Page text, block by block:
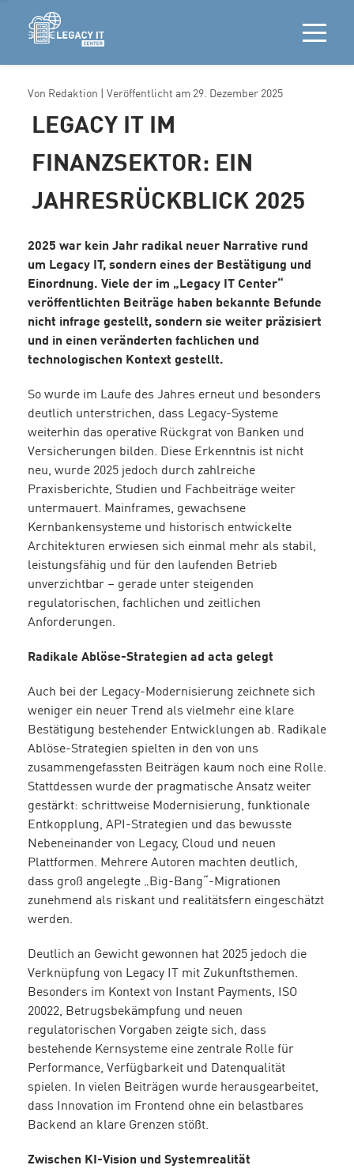
Von Redaktion | Veröffentlicht am 29. Dezember 2025
LEGACY IT IM
FINANZSEKTOR: EIN
JAHRESRÜCKBLICK 2025
2025 war kein Jahr radikal neuer Narrative rund
um Legacy IT, sondern eines der Bestätigung und
Einordnung. Viele der im „Legacy IT Center“
veröffentlichten Beiträge haben bekannte Befunde
nicht infrage gestellt, sondern sie weiter präzisiert
und in einen veränderten fachlichen und
technologischen Kontext gestellt.
So wurde im Laufe des Jahres erneut und besonders
deutlich unterstrichen, dass Legacy-Systeme
weiterhin das operative Rückgrat von Banken und
Versicherungen bilden. Diese Erkenntnis ist nicht
neu, wurde 2025 jedoch durch zahlreiche
Praxisberichte, Studien und Fachbeiträge weiter
untermauert. Mainframes, gewachsene
Kernbankensysteme und historisch entwickelte
Architekturen erwiesen sich einmal mehr als stabil,
leistungsfähig und für den laufenden Betrieb
unverzichtbar – gerade unter steigenden
regulatorischen, fachlichen und zeitlichen
Anforderungen.
Radikale Ablöse-Strategien ad acta gelegt
Auch bei der Legacy-Modernisierung zeichnete sich
weniger ein neuer Trend als vielmehr eine klare
Bestätigung bestehender Entwicklungen ab. Radikale
Ablöse-Strategien spielten in den von uns
zusammengefassten Beiträgen kaum noch eine Rolle.
Stattdessen wurde der pragmatische Ansatz weiter
gestärkt: schrittweise Modernisierung, funktionale
Entkopplung, API-Strategien und das bewusste
Nebeneinander von Legacy, Cloud und neuen
Plattformen. Mehrere Autoren machten deutlich,
dass groß angelegte „Big-Bang“-Migrationen
zunehmend als riskant und realitätsfern eingeschätzt
werden.
Deutlich an Gewicht gewonnen hat 2025 jedoch die
Verknüpfung von Legacy IT mit Zukunftsthemen.
Besonders im Kontext von Instant Payments, ISO
20022, Betrugsbekämpfung und neuen
regulatorischen Vorgaben zeigte sich, dass
bestehende Kernsysteme eine zentrale Rolle für
Performance, Verfügbarkeit und Datenqualität
spielen. In vielen Beiträgen wurde herausgearbeitet,
dass Innovation im Frontend ohne ein belastbares
Backend an klare Grenzen stößt.
Zwischen KI-Vision und Systemrealität